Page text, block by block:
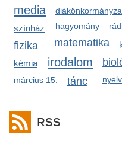
media
hagyomány
színház
matematika
fizika
irodalom
március 15.
kémia
nyelv
tánc
RSS